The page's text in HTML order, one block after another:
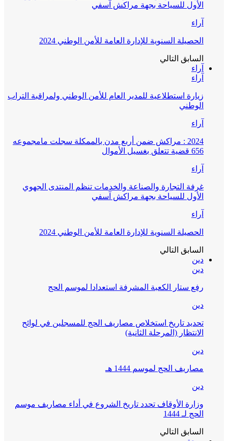
الأول للسياحة بجهة مراكش آسفي
الحصيلة السنوية للإدارة العامة للأمن الوطني 2024
السابقالتالي
زيارة استطلاعية للمدير العام للأمن الوطني ولمراقبة التراب
الوطني
2024 : مراكش ضمن أربع مدن بالممكلة سجلت مامجموعه
غرفة التجارة والصناعة والخدمات تنظم المنتدى الجهوي
الأول للسياحة بجهة مراكش آسفي
الحصيلة السنوية للإدارة العامة للأمن الوطني 2024
السابقالتالي
رفع ستار الكعبة المشرفة استعدادا لموسم الحج
تحديد تاريخ استخلاص مصاريف الحج للمسجلين في لوائح
الانتظار (المرحلة الثانية)
مصاريف الحج لموسم 1444 هـ
وزارة الأوقاف تحدد تاريخ الشروع في أداء مصاريف موسم
الحج لـ 1444
السابقالتالي